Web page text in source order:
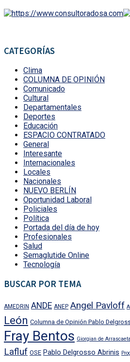
CATEGORÍAS
Clima
COLUMNA DE OPINIÓN
Comunicado
Cultural
Departamentales
Deportes
Educación
ESPACIO CONTRATADO
General
Interesante
Internacionales
Locales
Nacionales
NUEVO BERLÍN
Oportunidad Laboral
Policiales
Política
Portada del día de hoy
Profesionales
Salud
Semaglutide Online
Tecnología
BUSCAR POR TEMA
AMEDRIN ANDE ANEP Angel Pavloff
León Columna de Opinión Pablo
Fray Bentos Giorgian de Arrascaeta
Lafluf OSE Pablo Delgrosso Abrinis